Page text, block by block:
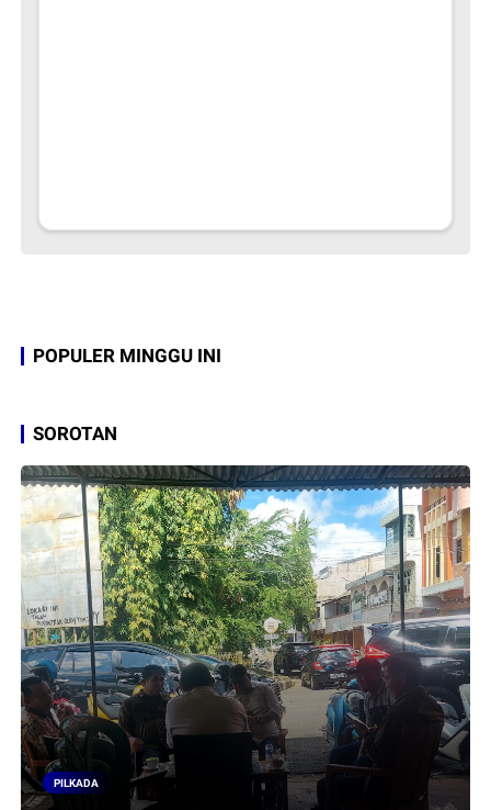
POPULER MINGGU INI
SOROTAN
PILKADA